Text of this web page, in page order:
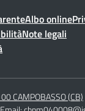
Albo online
Note legali
CAMPOBASSO (CB)